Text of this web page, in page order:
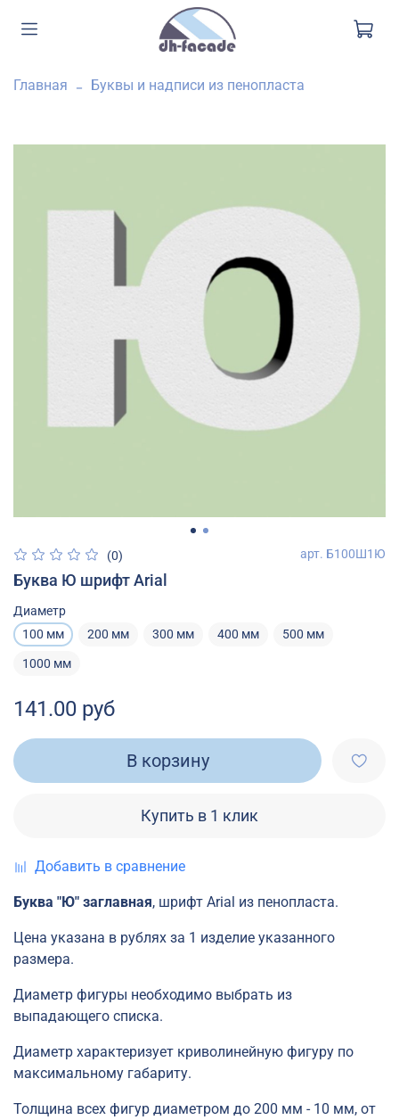
Главная Буквы и надписи из пенопласта
(0) арт. Б100Ш1Ю
Буква Ю шрифт Arial
Диаметр
100 мм
200 мм 300 мм 400 мм 500 мм
1000 мм
141.00 руб
В корзину
Купить в 1 клик
Добавить в сравнение
Буква "Ю" заглавная, шрифт Arial из пенопласта.
Цена указана в рублях за 1 изделие указанного
размера.
Диаметр фигуры необходимо выбрать из
выпадающего списка.
Диаметр характеризует криволинейную фигуру по
максимальному габариту.
Толщина всех фигур диаметром до 200 мм - 10 мм, от